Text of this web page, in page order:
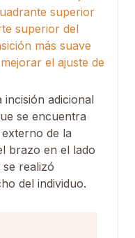
superior
superior del
más suave
el ajuste de
incisión adicional
se encuentra
de la
brazo en el lado
realizó
del individuo.